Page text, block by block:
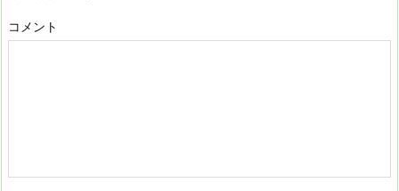
コメント